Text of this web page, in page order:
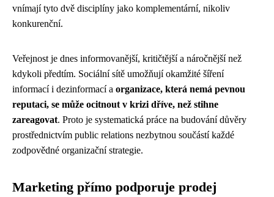
vnímají tyto dvě disciplíny jako komplementární, nikoliv
konkurenční.
Veřejnost je dnes informovanější, kritičtější a náročnější než
kdykoli předtím. Sociální sítě umožňují okamžité šíření
informací i dezinformací a organizace, která nemá pevnou
reputaci, se může ocitnout v krizi dříve, než stihne
zareagovat. Proto je systematická práce na budování důvěry
prostřednictvím public relations nezbytnou součástí každé
zodpovědné organizační strategie.
Marketing přímo podporuje prodej